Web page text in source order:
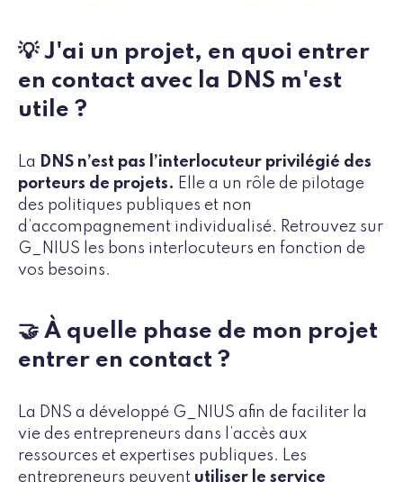
💡 J'ai un projet, en quoi entrer
en contact avec la DNS m'est
utile ?
La DNS n’est pas l’interlocuteur privilégié des
porteurs de projets. Elle a un rôle de pilotage
des politiques publiques et non
d’accompagnement individualisé. Retrouvez sur
G_NIUS les bons interlocuteurs en fonction de
vos besoins.
🤝 À quelle phase de mon projet
entrer en contact ?
La DNS a développé G_NIUS afin de faciliter la
vie des entrepreneurs dans l’accès aux
ressources et expertises publiques. Les
entrepreneurs peuvent utiliser le service